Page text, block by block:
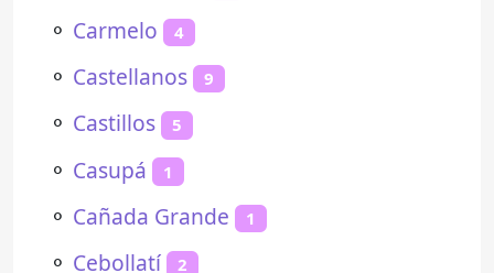
⚬ Carmelo 4
⚬ Castellanos 9
⚬ Castillos 5
⚬ Casupá 1
⚬ Cañada Grande 1
⚬ Cebollatí 2